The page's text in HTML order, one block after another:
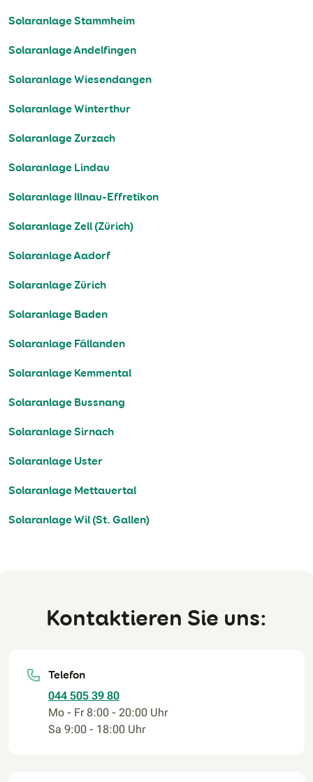
Solaranlage Stammheim
Solaranlage Andelfingen
Solaranlage Wiesendangen
Solaranlage Winterthur
Solaranlage Zurzach
Solaranlage Lindau
Solaranlage Illnau-Effretikon
Solaranlage Zell (Zürich)
Solaranlage Aadorf
Solaranlage Zürich
Solaranlage Baden
Solaranlage Fällanden
Solaranlage Kemmental
Solaranlage Bussnang
Solaranlage Sirnach
Solaranlage Uster
Solaranlage Mettauertal
Solaranlage Wil (St. Gallen)
Kontaktieren Sie uns:
Telefon
044 505 39 80
Mo - Fr 8:00 - 20:00 Uhr
Sa 9:00 - 18:00 Uhr